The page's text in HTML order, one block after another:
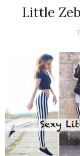
Little